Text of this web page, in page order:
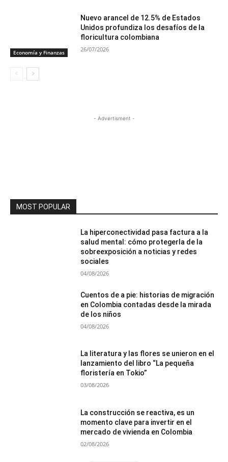
Economía y Finanzas
Nuevo arancel de 12.5% de Estados
Unidos profundiza los desafíos de la
floricultura colombiana
26/07/2026
- Advertisment -
MOST POPULAR
La hiperconectividad pasa factura a la
salud mental: cómo protegerla de la
sobreexposición a noticias y redes
sociales
04/08/2026
Cuentos de a pie: historias de migración
en Colombia contadas desde la mirada
de los niños
04/08/2026
La literatura y las flores se unieron en el
lanzamiento del libro “La pequeña
floristería en Tokio”
03/08/2026
La construcción se reactiva, es un
momento clave para invertir en el
mercado de vivienda en Colombia
02/08/2026